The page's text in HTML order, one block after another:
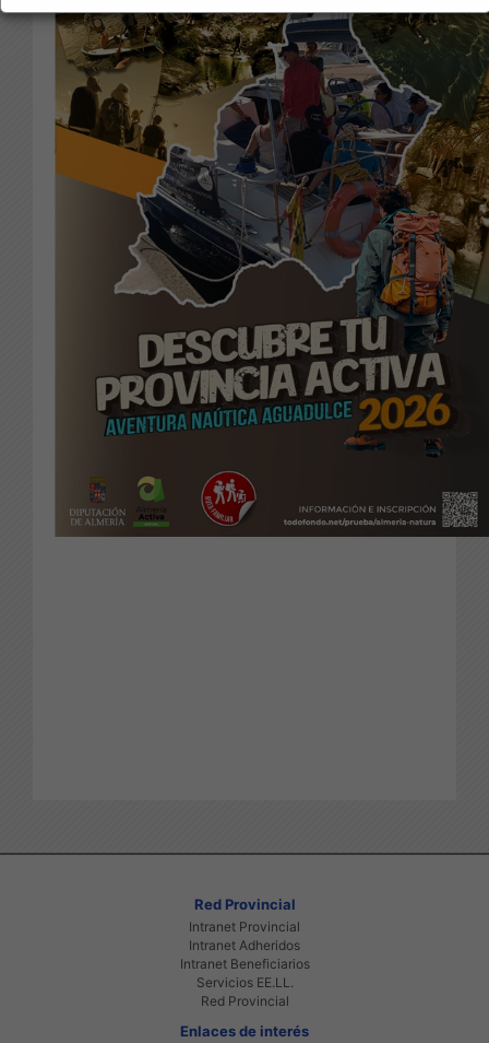
Red Provincial
Intranet Provincial
Intranet Adheridos
Intranet Beneficiarios
Servicios EE.LL.
Red Provincial
Enlaces de interés